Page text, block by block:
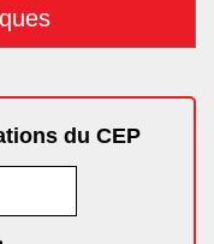
du CEP